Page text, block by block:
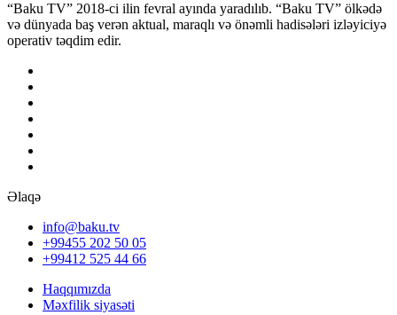
“Baku TV” 2018-ci ilin fevral ayında yaradılıb. “Baku TV” ölkədə
və dünyada baş verən aktual, maraqlı və önəmli hadisələri izləyiciyə
operativ təqdim edir.
Əlaqə
info@baku.tv
+99455 202 50 05
+99412 525 44 66
Haqqımızda
Məxfilik siyasəti